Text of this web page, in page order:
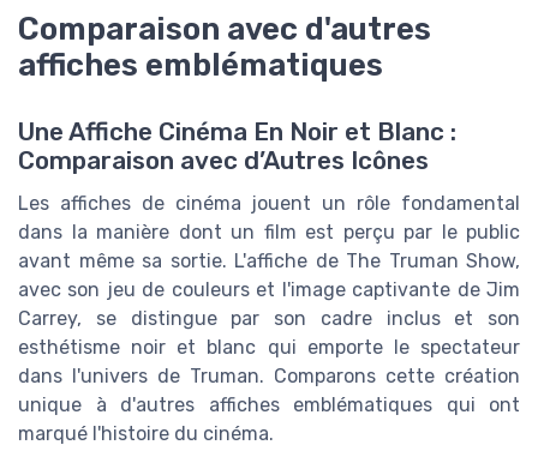
Comparaison avec d'autres
affiches emblématiques
Une Affiche Cinéma En Noir et Blanc :
Comparaison avec d’Autres Icônes
Les affiches de cinéma jouent un rôle fondamental
dans la manière dont un film est perçu par le public
avant même sa sortie. L'affiche de The Truman Show,
avec son jeu de couleurs et l'image captivante de Jim
Carrey, se distingue par son cadre inclus et son
esthétisme noir et blanc qui emporte le spectateur
dans l'univers de Truman. Comparons cette création
unique à d'autres affiches emblématiques qui ont
marqué l'histoire du cinéma.